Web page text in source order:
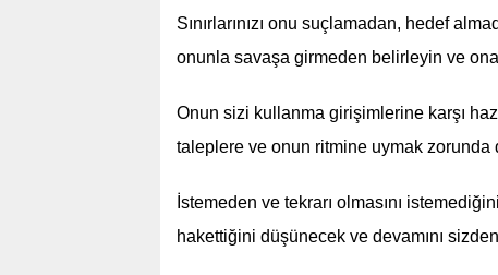
Sınırlarınızı onu suçlamadan, hedef
onunla savaşa girmeden belirleyin ve
Onun sizi kullanma girişimlerine karşı
taleplere ve onun ritmine uymak zorunda
İstemeden ve tekrarı olmasını
hakettiğini düşünecek ve devamını